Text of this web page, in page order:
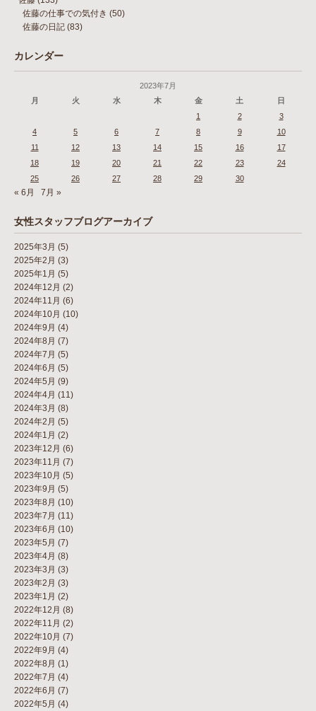
佐藤の仕事での気付き (50)
佐藤の日記 (83)
カレンダー
2023年7月
月
火 水 木 金 土
日
1
2
3
4
5 6 7 8 9
10
11
12 13 14 15 16
17
18
19 20 21 22 23
24
25
26 27 28 29 30
« 6月 7月 »
女性スタッフブログアーカイブ
2025年3月 (5)
2025年2月 (3)
2025年1月 (5)
2024年12月 (2)
2024年11月 (6)
2024年10月 (10)
2024年9月 (4)
2024年8月 (7)
2024年7月 (5)
2024年6月 (5)
2024年5月 (9)
2024年4月 (11)
2024年3月 (8)
2024年2月 (5)
2024年1月 (2)
2023年12月 (6)
2023年11月 (7)
2023年10月 (5)
2023年9月 (5)
2023年8月 (10)
2023年7月 (11)
2023年6月 (10)
2023年5月 (7)
2023年4月 (8)
2023年3月 (3)
2023年2月 (3)
2023年1月 (2)
2022年12月 (8)
2022年11月 (2)
2022年10月 (7)
2022年9月 (4)
2022年8月 (1)
2022年7月 (4)
2022年6月 (7)
2022年5月 (4)